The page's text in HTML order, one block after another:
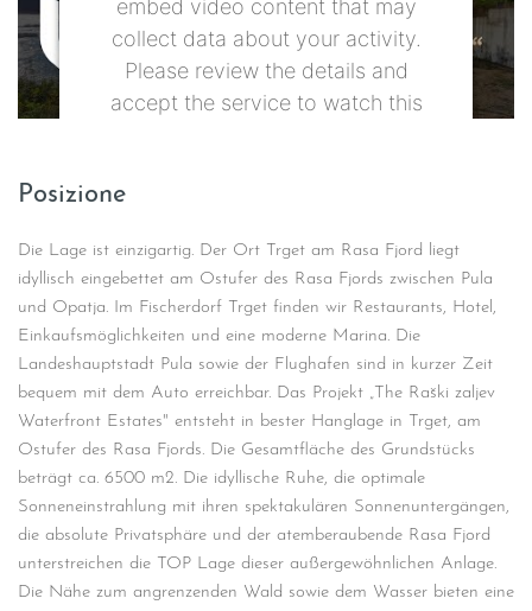
embed video content that may
collect data about your activity.
Please review the details and
accept the service to watch this
Accept
Usercentrics Consent
Management Platform
Posizione
Die Lage ist einzigartig. Der Ort Trget am Rasa Fjord liegt
idyllisch eingebettet am Ostufer des Rasa Fjords zwischen Pula
und Opatja. Im Fischerdorf Trget finden wir Restaurants, Hotel,
Einkaufsmöglichkeiten und eine moderne Marina. Die
Landeshauptstadt Pula sowie der Flughafen sind in kurzer Zeit
bequem mit dem Auto erreichbar. Das Projekt „The Raški zaljev
Waterfront Estates" entsteht in bester Hanglage in Trget, am
Ostufer des Rasa Fjords. Die Gesamtfläche des Grundstücks
beträgt ca. 6500 m2. Die idyllische Ruhe, die optimale
Sonneneinstrahlung mit ihren spektakulären Sonnenuntergängen,
die absolute Privatsphäre und der atemberaubende Rasa Fjord
unterstreichen die TOP Lage dieser außergewöhnlichen Anlage.
Die Nähe zum angrenzenden Wald sowie dem Wasser bieten eine